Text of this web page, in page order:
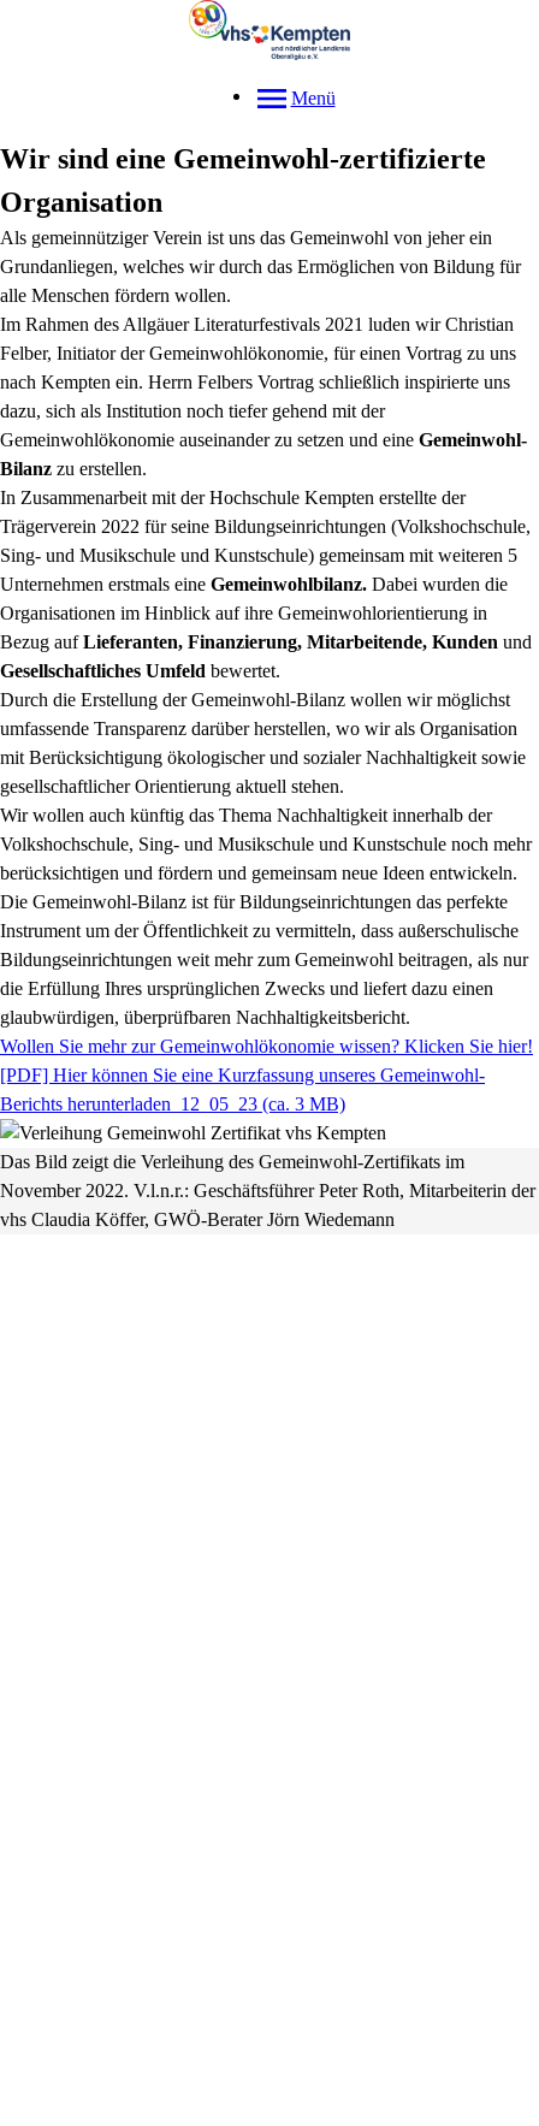
Menü
Wir sind eine Gemeinwohl-zertifizierte
Organisation
Als gemeinnütziger Verein ist uns das Gemeinwohl von jeher ein
Grundanliegen, welches wir durch das Ermöglichen von Bildung für
alle Menschen fördern wollen.
Im Rahmen des Allgäuer Literaturfestivals 2021 luden wir Christian
Felber, Initiator der Gemeinwohlökonomie, für einen Vortrag zu uns
nach Kempten ein. Herrn Felbers Vortrag schließlich inspirierte uns
dazu, sich als Institution noch tiefer gehend mit der
Gemeinwohlökonomie auseinander zu setzen und eine Gemeinwohl-
Bilanz zu erstellen.
In Zusammenarbeit mit der Hochschule Kempten erstellte der
Trägerverein 2022 für seine Bildungseinrichtungen (Volkshochschule,
Sing- und Musikschule und Kunstschule) gemeinsam mit weiteren 5
Unternehmen erstmals eine Gemeinwohlbilanz. Dabei wurden die
Organisationen im Hinblick auf ihre Gemeinwohlorientierung in
Bezug aufLieferanten, Finanzierung, Mitarbeitende, Kunden und
Gesellschaftliches Umfeld bewertet.
Durch die Erstellung der Gemeinwohl-Bilanz wollen wir möglichst
umfassende Transparenz darüber herstellen, wo wir als Organisation
mit Berücksichtigung ökologischer und sozialer Nachhaltigkeit sowie
gesellschaftlicher Orientierung aktuell stehen.
Wir wollen auch künftig das Thema Nachhaltigkeit innerhalb der
Volkshochschule, Sing- und Musikschule und Kunstschule noch mehr
berücksichtigen und fördern und gemeinsam neue Ideen entwickeln.
Die Gemeinwohl-Bilanz ist für Bildungseinrichtungen das perfekte
Instrument um der Öffentlichkeit zu vermitteln, dass außerschulische
Bildungseinrichtungen weit mehr zum Gemeinwohl beitragen, als nur
die Erfüllung Ihres ursprünglichen Zwecks und liefert dazu einen
glaubwürdigen, überprüfbaren Nachhaltigkeitsbericht.
Wollen Sie mehr zur Gemeinwohlökonomie wissen? Klicken Sie hier!
[PDF] Hier können Sie eine Kurzfassung unseres Gemeinwohl-
Berichts herunterladen_12_05_23 (ca. 3 MB)
Das Bild zeigt die Verleihung des Gemeinwohl-Zertifikats im
November 2022. V.l.n.r.: Geschäftsführer Peter Roth, Mitarbeiterin der
vhs Claudia Köffer, GWÖ-Berater Jörn Wiedemann